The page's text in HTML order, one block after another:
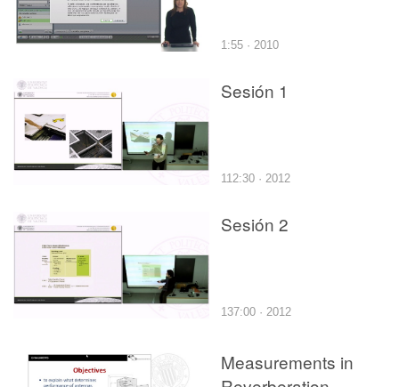
1:55 · 2010
Sesión 1
112:30 · 2012
Sesión 2
137:00 · 2012
Measurements in